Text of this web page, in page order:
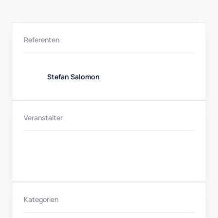
Referenten
Stefan Salomon
Veranstalter
Kategorien